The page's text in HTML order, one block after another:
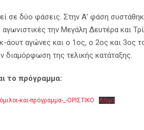
σε δύο φάσεις. Στην Α’ φάση
την Μεγάλη Δευτέρα και
άουτ αγώνες και ο 1ος, ο 2ος και 3ος
διαμόρφωση της τελικής κατάταξης.
το πρόγραμμα:
και-πρόγραμμα-_-ΟΡΙΣΤΙΚΟ Λήψη